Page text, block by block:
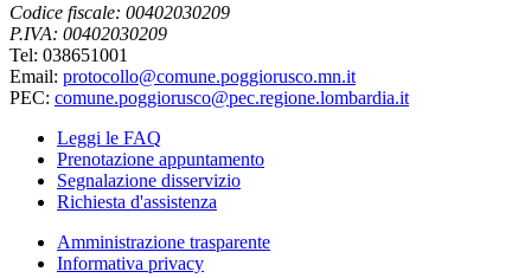
Codice fiscale: 00402030209
P.IVA: 00402030209
Tel: 038651001
Email: protocollo@comune.poggiorusco.mn.it
PEC: comune.poggiorusco@pec.regione.lombardia.it
Leggi le FAQ
Prenotazione appuntamento
Segnalazione disservizio
Richiesta d'assistenza
Amministrazione trasparente
Informativa privacy